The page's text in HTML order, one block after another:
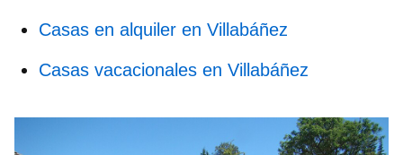
Casas en alquiler en Villabáñez
Casas vacacionales en Villabáñez